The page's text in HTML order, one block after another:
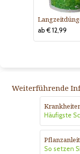
ab € 12,99
Weiterführende
Häufigste
So setzen